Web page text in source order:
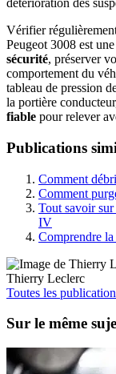
détérioration des
Vérifier
Peugeot 3008 est
sécurité, préserver
comportement du
tableau de pression
la portière
fiable pour relever
Publications
Comment
Comment
Tout savoir
IV
Comprendre
Thierry Leclerc
Toutes les
Sur le même